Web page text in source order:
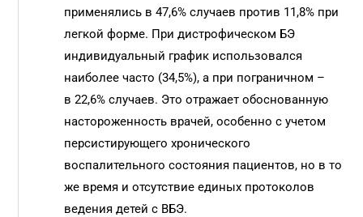
применялись в 47,6% случаев против 11,8% при
легкой форме. При дистрофическом БЭ
индивидуальный график использовался
наиболее часто (34,5%), а при пограничном –
в 22,6% случаев. Это отражает обоснованную
настороженность врачей, особенно с учетом
персистирующего хронического
воспалительного состояния пациентов, но в то
же время и отсутствие единых протоколов
ведения детей с ВБЭ.